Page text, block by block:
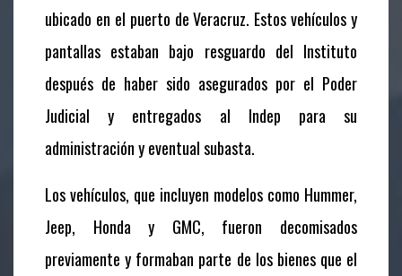
ubicado en el puerto de Veracruz. Estos vehículos y
pantallas estaban bajo resguardo del Instituto
después de haber sido asegurados por el Poder
Judicial y entregados al Indep para su
administración y eventual subasta.
Los vehículos, que incluyen modelos como Hummer,
Jeep, Honda y GMC, fueron decomisados
previamente y formaban parte de los bienes que el